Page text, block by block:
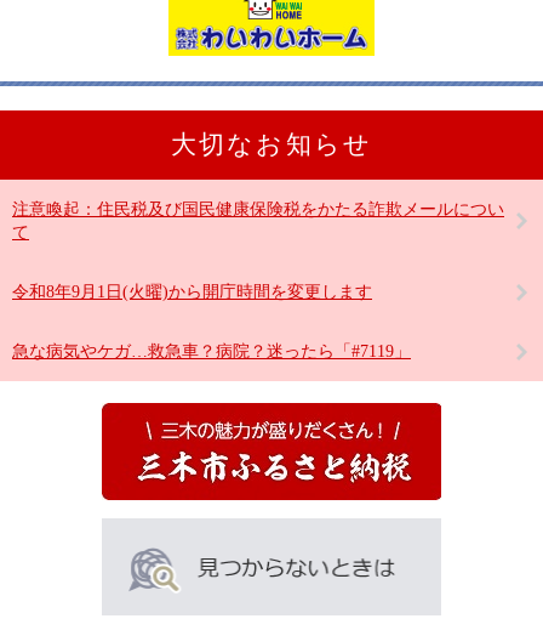
大切なお知らせ
注意喚起：住民税及び国民健康保険税をかたる詐欺メールについ
て
令和8年9月1日(火曜)から開庁時間を変更します
急な病気やケガ…救急車？病院？迷ったら「#7119」